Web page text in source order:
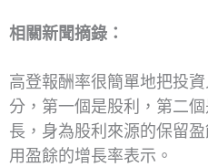
相關新聞摘錄：
高登報酬率很簡單地把投
分，第一個是股利，第二
長，身為股利來源的保留
用盈餘的增長率表示。